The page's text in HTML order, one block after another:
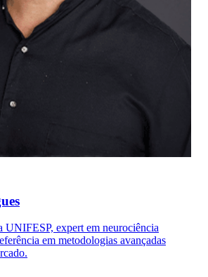
UNIFESP, expert em neurociência
em metodologias avançadas